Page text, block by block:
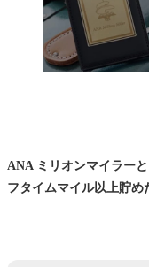
ANA ミリオンマイラー
フタイムマイル以上貯め